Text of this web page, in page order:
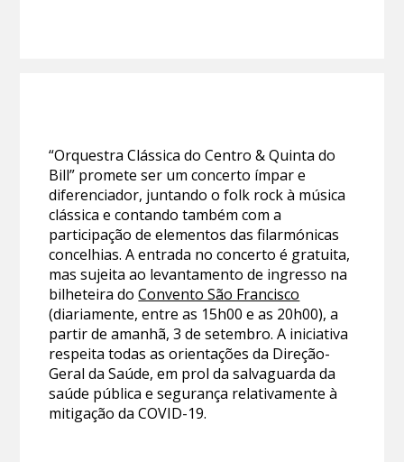
“Orquestra Clássica do Centro & Quinta do
Bill” promete ser um concerto ímpar e
diferenciador, juntando o folk rock à música
clássica e contando também com a
participação de elementos das filarmónicas
concelhias. A entrada no concerto é gratuita,
mas sujeita ao levantamento de ingresso na
bilheteira doConvento São Francisco
(diariamente, entre as 15h00 e as 20h00), a
partir de amanhã, 3 de setembro. A iniciativa
respeita todas as orientações da Direção-
Geral da Saúde, em prol da salvaguarda da
saúde pública e segurança relativamente à
mitigação da COVID-19.